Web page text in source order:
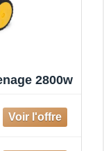
2800w